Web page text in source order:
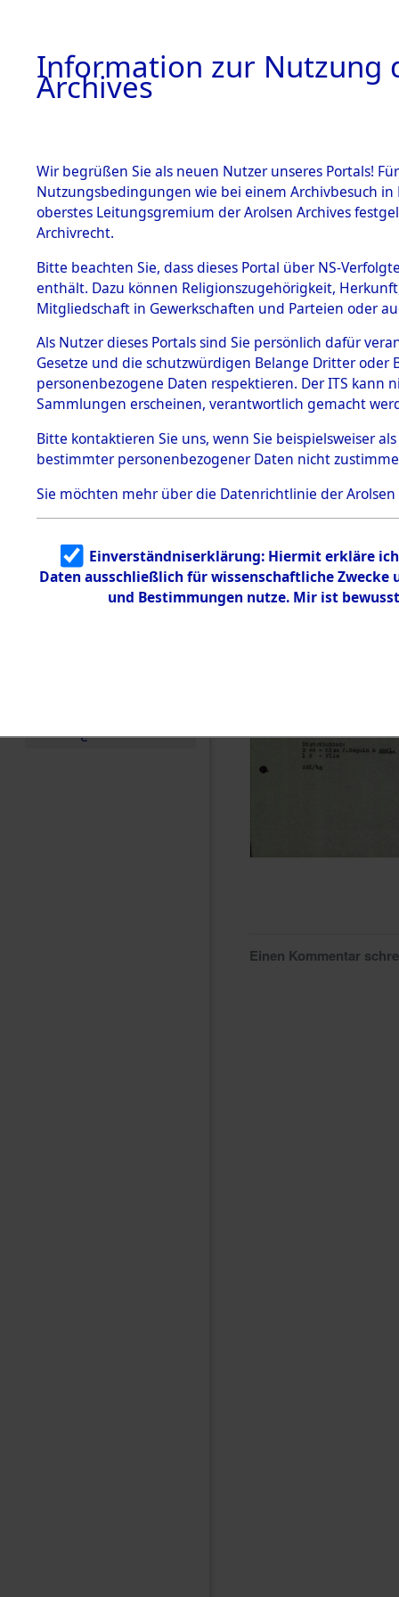
BESTÄNDE
1.
mente
5. Verschiedenes
5.3
Todesmärsche
5.3.1 Alliierte
Erhebungen
zu
Todesmärsch
en
5.3.2
Identifizierun
g
5.3.3
Todesmärsch
e
über
US-
Einen Kommentar
Information zur Nutzung
Archives
Wir begrüßen Sie als neuen Nutzer unseres Portals!
Nutzungsbedingungen wie bei einem Archivbesuch
oberstes Leitungsgremium der Arolsen Archives
Archivrecht.
Bitte beachten Sie, dass dieses Portal über NS-
enthält. Dazu können Religionszugehörigkeit,
Mitgliedschaft in Gewerkschaften und Parteien oder
Als Nutzer dieses Portals sind Sie persönlich dafür
Gesetze und die schutzwürdigen Belange Dritter
personenbezogene Daten respektieren. Der ITS
Sammlungen erscheinen, verantwortlich gemacht
Bitte kontaktieren Sie uns, wenn Sie beispielsweiser
bestimmter personenbezogener Daten nicht
Sie möchten mehr über die Datenrichtlinie der Arolsen
Einverständniserklärung: Hiermit erkläre
Daten ausschließlich für wissenschaftliche
und Bestimmungen nutze. Mir ist